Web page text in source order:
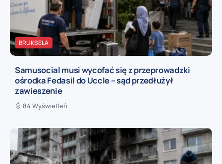
BRUKSELA
Samusocial musi wycofać się z przeprowadzki
ośrodka Fedasil do Uccle – sąd przedłużył
zawieszenie
84 Wyświetleń